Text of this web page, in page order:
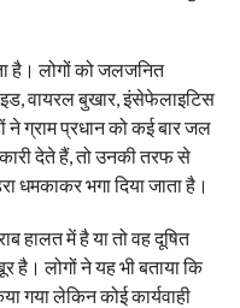
है। लोगों को जलजनित
वायरल बुखार, इंसेफेलाइटिस
ग्राम प्रधान को कई बार जल
देते हैं, तो उनकी तरफ से
धमकाकर भगा दिया जाता है।
हालत में है या तो वह दूषित
है। लोगों ने यह भी बताया कि
गया लेकिन कोई कार्यवाही